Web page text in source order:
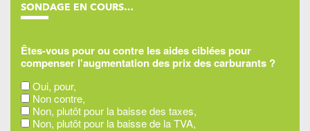
SONDAGE EN COURS…
Êtes-vous pour ou contre les aides ciblées pour
compenser l'augmentation des prix des carburants ?
Oui, pour,
Non contre,
Non, plutôt pour la baisse des taxes,
Non, plutôt pour la baisse de la TVA,